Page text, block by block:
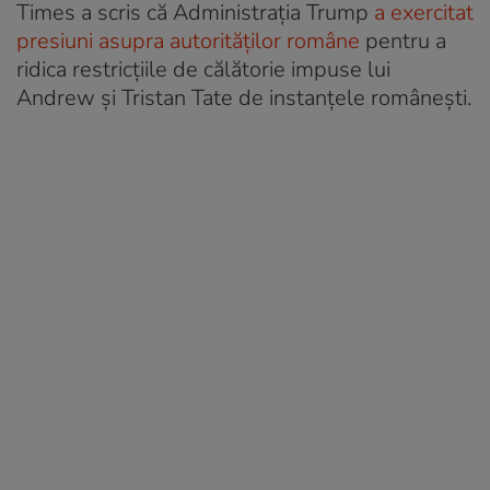
Times a scris că Administrația Trump a exercitat
presiuni asupra autorităților române pentru a
ridica restricțiile de călătorie impuse lui
Andrew și Tristan Tate de instanțele românești.